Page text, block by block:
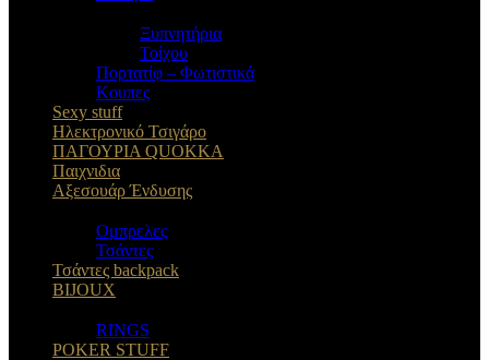
Ξυπνητήρια
Τοίχου
Πορτατίφ – Φωτιστικά
Κουπες
Sexy stuff
Ηλεκτρονικό Τσιγάρο
ΠΑΓΟΥΡΙΑ QUOKKA
Παιχνιδια
Αξεσουάρ Ένδυσης
Oμπρελες
Τσάντες
Τσάντες backpack
BIJOUX
RINGS
POKER STUFF